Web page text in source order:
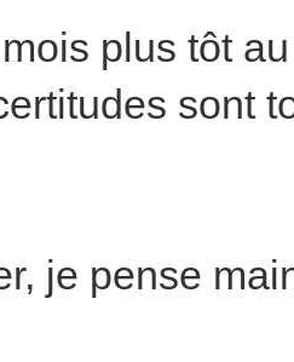
plus tôt
sont
je pense